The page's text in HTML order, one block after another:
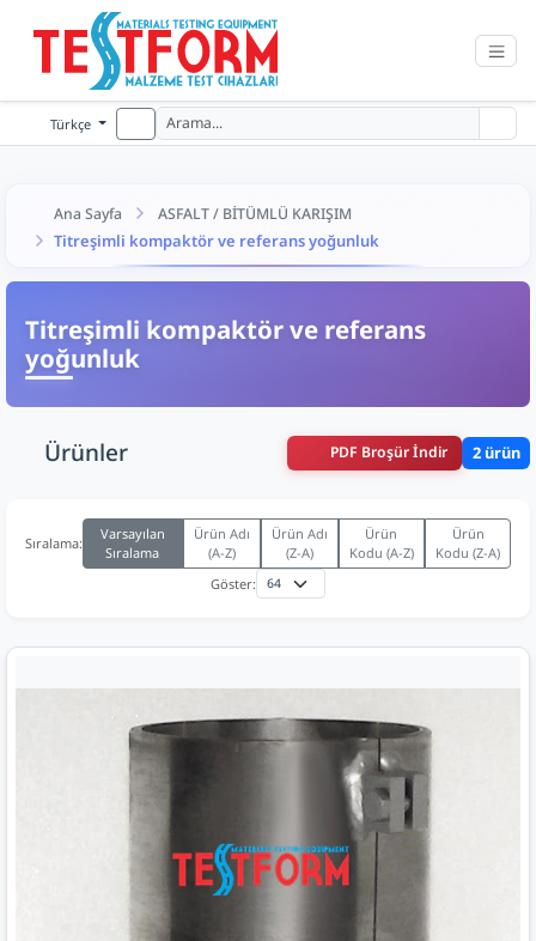
Türkçe
Ana Sayfa ASFALT / BİTÜMLÜ KARIŞIM
Titreşimli kompaktör ve referans yoğunluk
Titreşimli kompaktör ve referans
yoğunluk
Ürünler PDF Broşür İndir 2 ürün
Sıralama:
Varsayılan
Sıralama
Ürün Adı
(A-Z)
Ürün Adı
(Z-A)
Ürün
Kodu (A-Z)
Ürün
Kodu (Z-A)
Göster: